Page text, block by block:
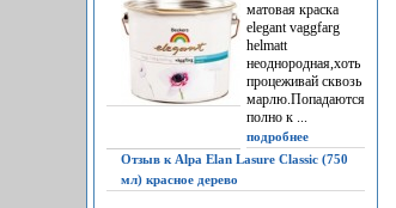
матовая краска
elegant vaggfarg
helmatt
неоднородная,хоть
процеживай сквозь
марлю.Попадаются
полно к ...
подробнее
Отзыв к Alpa Elan Lasure Classic (750
мл) красное дерево